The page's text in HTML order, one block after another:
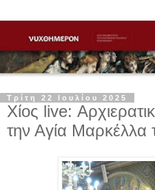
Τρίτη 22 Ιουλίου 2025
Χίος live:
την Αγία Μαρκέλλα